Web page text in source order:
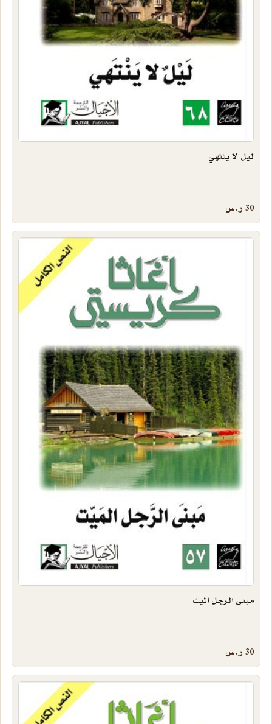
ليل لا ينتهي
30 ر.س
مبنى الرجل الميت
30 ر.س